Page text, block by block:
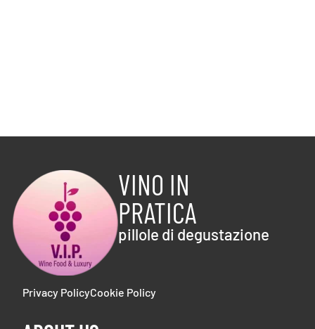
VINO IN
PRATICA
pillole di degustazione
Privacy PolicyCookie Policy